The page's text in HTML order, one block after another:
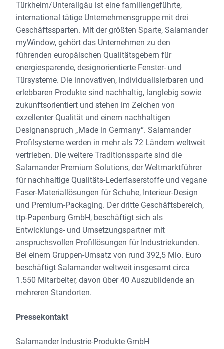
Türkheim/Unterallgäu ist eine familiengeführte,
international tätige Unternehmensgruppe mit drei
Geschäftssparten. Mit der größten Sparte, Salamander
myWindow, gehört das Unternehmen zu den
führenden europäischen Qualitätsgebern für
energiesparende, designorientierte Fenster- und
Türsysteme. Die innovativen, individualisierbaren und
erlebbaren Produkte sind nachhaltig, langlebig sowie
zukunftsorientiert und stehen im Zeichen von
exzellenter Qualität und einem nachhaltigen
Designanspruch „Made in Germany“. Salamander
Profilsysteme werden in mehr als 72 Ländern weltweit
vertrieben. Die weitere Traditionssparte sind die
Salamander Premium Solutions, der Weltmarktführer
für nachhaltige Qualitäts-Lederfaserstoffe und vegane
Faser-Materiallösungen für Schuhe, Interieur-Design
und Premium-Packaging. Der dritte Geschäftsbereich,
ttp-Papenburg GmbH, beschäftigt sich als
Entwicklungs- und Umsetzungspartner mit
anspruchsvollen Profillösungen für Industriekunden.
Bei einem Gruppen-Umsatz von rund 392,5 Mio. Euro
beschäftigt Salamander weltweit insgesamt circa
1.550 Mitarbeiter, davon über 40 Auszubildende an
mehreren Standorten.
Pressekontakt
Salamander Industrie-Produkte GmbH